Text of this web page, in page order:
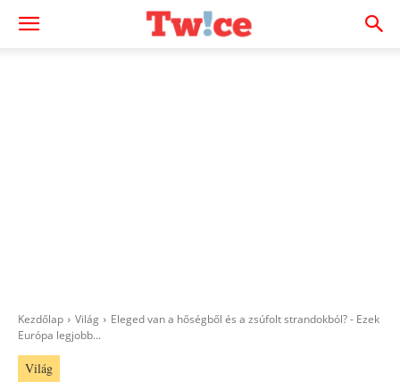
Kezdőlap Világ
Eleged van a hőségből és a zsúfolt strandokból? - Ezek
Európa legjobb...
Világ